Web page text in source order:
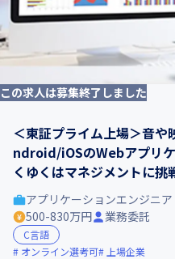
この求人は募集終了しました
＜東証プライム上場＞音
ndroid/iOSのWebアプリ
くゆくはマネジメントに
アプリケーションエンジニア
500-830万円
業務委託
C言語
オンライン選考可
上場企業